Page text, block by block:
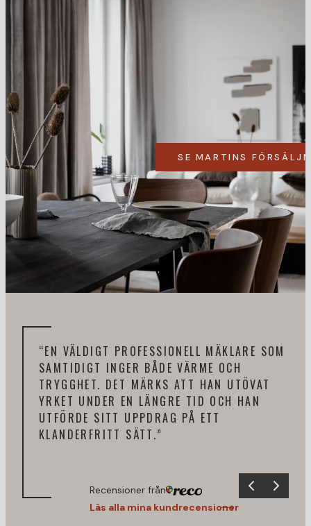
SE MARTINS
“EN VÄLDIGT PROFESSIONELL MÄKLARE SOM
SAMTIDIGT INGER BÅDE VÄRME OCH
TRYGGHET. DET MÄRKS ATT HAN UTÖVAT
YRKET UNDER EN LÄNGRE TID OCH HAN
UTFÖRDE SITT UPPDRAG PÅ ETT
KLANDERFRITT SÄTT.”
Recensioner från
Läs alla mina kundrecensioner